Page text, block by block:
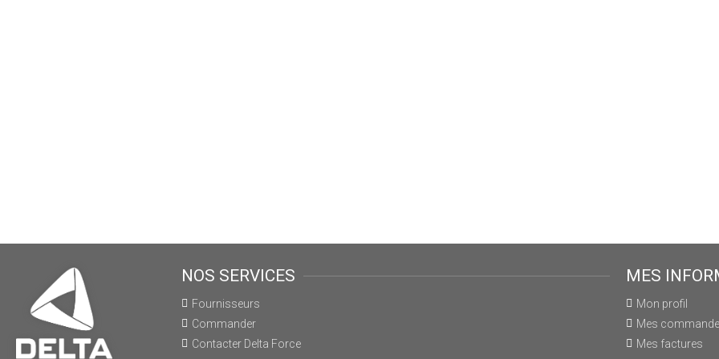
NOS SERVICES
Fournisseurs
Commander
Contacter Delta Force
MES
Mon profil
Mes
Mes factures